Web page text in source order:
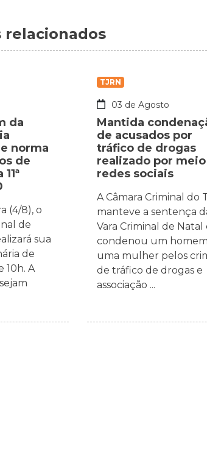
relacionados
da
norma
de
(4/8), o
de
sua
de
10h. A
TJRN
03 de Agosto
Mantida
de acusados por
tráfico de drogas
realizado por
redes sociais
A Câmara Criminal do
manteve a sentença
Vara Criminal de Natal
condenou um
uma mulher pelos
de tráfico de drogas e
associação ...